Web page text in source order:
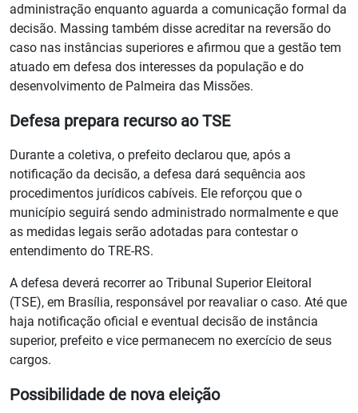
administração enquanto aguarda a comunicação formal da
decisão. Massing também disse acreditar na reversão do
caso nas instâncias superiores e afirmou que a gestão tem
atuado em defesa dos interesses da população e do
desenvolvimento de Palmeira das Missões.
Defesa prepara recurso ao TSE
Durante a coletiva, o prefeito declarou que, após a
notificação da decisão, a defesa dará sequência aos
procedimentos jurídicos cabíveis. Ele reforçou que o
município seguirá sendo administrado normalmente e que
as medidas legais serão adotadas para contestar o
entendimento do TRE-RS.
A defesa deverá recorrer ao Tribunal Superior Eleitoral
(TSE), em Brasília, responsável por reavaliar o caso. Até que
haja notificação oficial e eventual decisão de instância
superior, prefeito e vice permanecem no exercício de seus
cargos.
Possibilidade de nova eleição